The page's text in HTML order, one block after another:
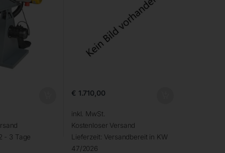
- 3 Tage
€ 1.710,00
inkl. MwSt.
Kostenloser Versand
Lieferzeit: Versandbereit in KW
47/2026